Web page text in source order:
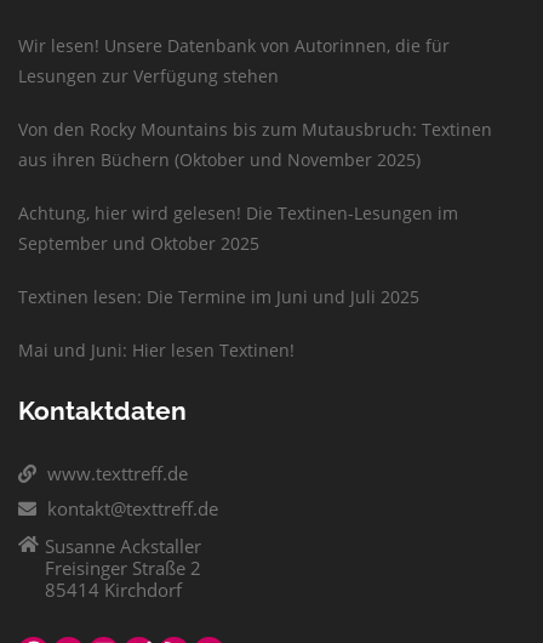
Wir lesen! Unsere Datenbank von Autorinnen, die für
Lesungen zur Verfügung stehen
Von den Rocky Mountains bis zum Mutausbruch: Textinen
aus ihren Büchern (Oktober und November 2025)
Achtung, hier wird gelesen! Die Textinen-Lesungen im
September und Oktober 2025
Textinen lesen: Die Termine im Juni und Juli 2025
Mai und Juni: Hier lesen Textinen!
Kontaktdaten
www.texttreff.de
kontakt@texttreff.de
Susanne Ackstaller
Freisinger Straße 2
85414 Kirchdorf